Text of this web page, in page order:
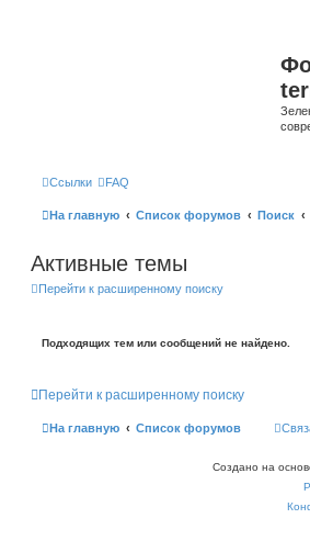
Ссылки FAQ
На главную Список форумов Поиск
Активные темы
Перейти к расширенному поиску
Подходящих тем или сообщений не найдено.
Перейти к расширенному поиску
На главную Список форумов
Создано на